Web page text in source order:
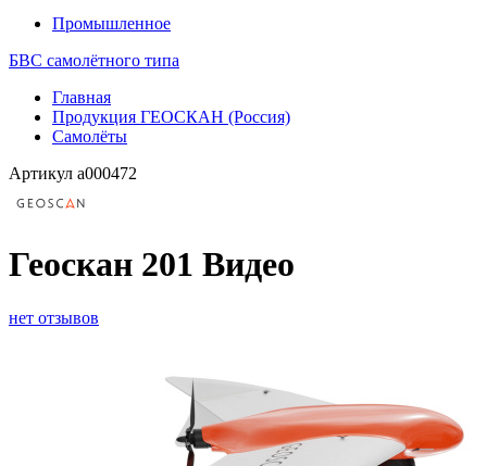
Промышленное
БВС самолётного типа
Главная
Продукция ГЕОСКАН (Россия)
Самолёты
Артикул a000472
Геоскан 201 Видео
нет отзывов